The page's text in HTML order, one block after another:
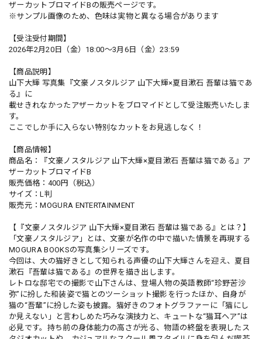
ザーカットブロマイドBの販売ページです。
※サンプル画像のため、色味は実物と異なる場合があります
【受注受付期間】
2026年2月20日（金）18:00〜3月6日（金）23:59
【商品説明】
山下大輝 写真集『文豪ノスタルジア 山下大輝×夏目漱石 吾輩は猫であ
る』に
載せきれなかったアザーカットをブロマイドとして受注販売いたしま
す。
ここでしか手に入らない特別なカットをお見逃しなく！
【商品情報】
商品名：『文豪ノスタルジア 山下大輝×夏目漱石 吾輩は猫である』ア
ザーカットブロマイドB
販売価格：400円（税込）
サイズ：L判
販売元：MOGURA ENTERTAINMENT
【『文豪ノスタルジア 山下大輝×夏目漱石 吾輩は猫である』とは？】
「文豪ノスタルジア」とは、文豪が名作の中で描いた情景を再現する
MOGURA BOOKSの写真集シリーズです。
今回は、大の猫好きとして知られる声優の山下大輝さんを迎え、夏目
漱石『吾輩は猫である』の世界を描き出します。
レトロな邸宅での撮影で山下さんは、登場人物の英語教師“珍野苦沙
弥”に扮した和装姿で猫とのツーショット撮影を行ったほか、自身が
猫の“吾輩”に扮した姿も披露。猫好きのフォトグラファーに「猫にし
か見えない」と言わしめた巧みな演技力と、キュートな“猫耳ヘア”は
必見です。持ち前の身体能力の高さが光る、物語の終盤を表現したス